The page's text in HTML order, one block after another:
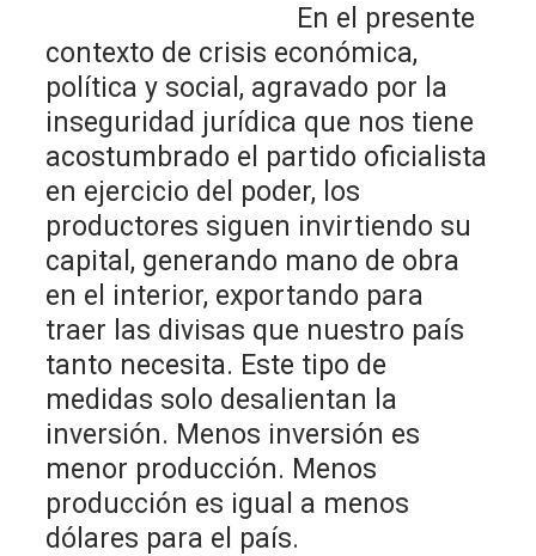
En el presente
contexto de crisis económica,
política y social, agravado por la
inseguridad jurídica que nos tiene
acostumbrado el partido oficialista
en ejercicio del poder, los
productores siguen invirtiendo su
capital, generando mano de obra
en el interior, exportando para
traer las divisas que nuestro país
tanto necesita. Este tipo de
medidas solo desalientan la
inversión. Menos inversión es
menor producción. Menos
producción es igual a menos
dólares para el país.